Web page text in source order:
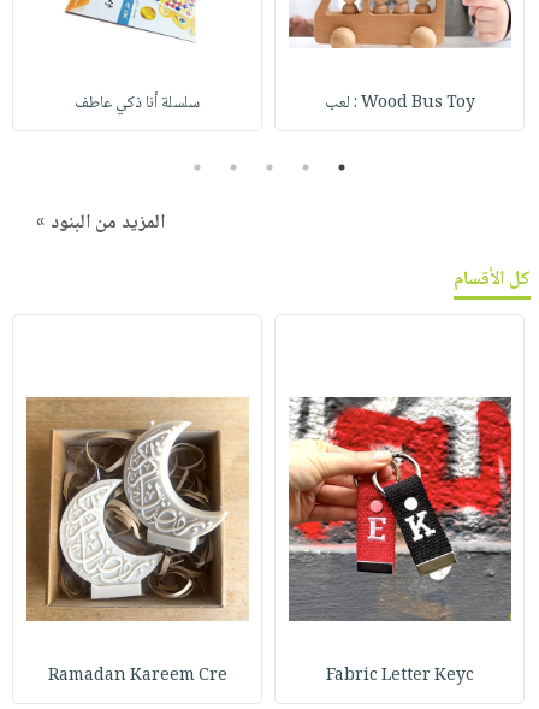
Wood Bus Toy : لعب سلسلة أنا ذكي عاطف
1
2
3
4
5
المزيد من البنود »
كل الأقسام
Fabric Letter Keyc
Ramadan Kareem Cre